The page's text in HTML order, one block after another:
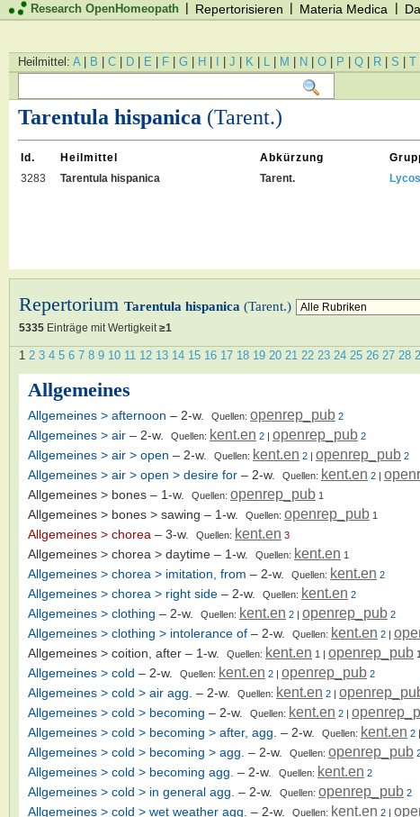
Research OpenHomeopath | Repertorisieren | Materia Medica |
Heilmittel: A | B | C | D | E | F | G | H | I | J | K | L | M | N | O | P | Q | R | S | T
Tarentula hispanica (Tarent.)
Id. Heilmittel Abkürzung
3283
Tarentula hispanica Tarent.
Repertorium Tarentula hispanica (Tarent.)
5335 Einträge mit Wertigkeit ≥1
1 2 3 4 5 6 7 8 9 10 11 12 13 14 15 16 17 18 19 20 21 22 23 24 25 26 27 28
Allgemeines
Allgemeines > afternoon – 2-w. Quellen: openrep_pub 2
Allgemeines > air – 2-w. Quellen: kent.en 2 | openrep_pub 2
Allgemeines > air > open – 2-w. Quellen: kent.en 2 | openrep_pub 2
Allgemeines > air > open > desire for – 2-w. Quellen: kent.en 2 |
Allgemeines > bones – 1-w. Quellen: openrep_pub 1
Allgemeines > bones > sawing – 1-w. Quellen: openrep_pub 1
Allgemeines > chorea – 3-w. Quellen: kent.en 3
Allgemeines > chorea > daytime – 1-w. Quellen: kent.en 1
Allgemeines > chorea > imitation, from – 2-w. Quellen: kent.en 2
Allgemeines > chorea > right side – 2-w. Quellen: kent.en 2
Allgemeines > clothing – 2-w. Quellen: kent.en 2 | openrep_pub 2
Allgemeines > clothing > intolerance of – 2-w. Quellen: kent.en 2 |
Allgemeines > coition, after – 1-w. Quellen: kent.en 1 | openrep_pub 1
Allgemeines > cold – 2-w. Quellen: kent.en 2 | openrep_pub 2
Allgemeines > cold > air agg. – 2-w. Quellen: kent.en 2 |
Allgemeines > cold > becoming – 2-w. Quellen: kent.en 2 |
Allgemeines > cold > becoming > after, agg. – 2-w. Quellen: kent.en 2 |
Allgemeines > cold > becoming > agg. – 2-w. Quellen: openrep_pub
Allgemeines > cold > becoming agg. – 2-w. Quellen: kent.en 2
Allgemeines > cold > in general agg. – 2-w. Quellen: openrep_pub 2
Allgemeines > cold > wet weather agg. – 2-w. Quellen: kent.en 2 |